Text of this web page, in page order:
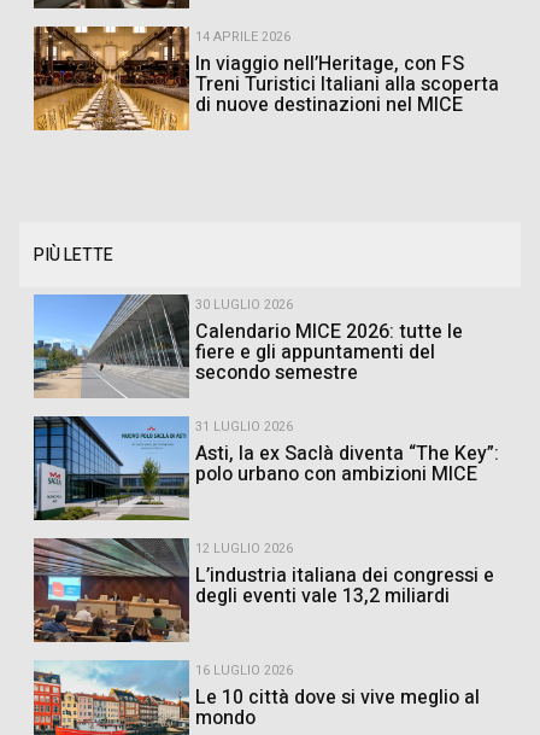
14 APRILE 2026
In viaggio nell’Heritage, con FS
Treni Turistici Italiani alla scoperta
di nuove destinazioni nel MICE
PIÙ LETTE
30 LUGLIO 2026
Calendario MICE 2026: tutte le
fiere e gli appuntamenti del
secondo semestre
31 LUGLIO 2026
Asti, la ex Saclà diventa “The Key”:
polo urbano con ambizioni MICE
12 LUGLIO 2026
L’industria italiana dei congressi e
degli eventi vale 13,2 miliardi
16 LUGLIO 2026
Le 10 città dove si vive meglio al
mondo